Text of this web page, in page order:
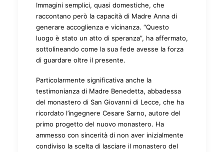
Immagini semplici, quasi domestiche, che
raccontano però la capacità di Madre Anna di
generare accoglienza e vicinanza. “Questo
luogo è stato un atto di speranza”, ha affermato,
sottolineando come la sua fede avesse la forza
di guardare oltre il presente.
Particolarmente significativa anche la
testimonianza di Madre Benedetta, abbadessa
del monastero di San Giovanni di Lecce, che ha
ricordato l’ingegnere Cesare Sarno, autore del
primo progetto del nuovo monastero. Ha
ammesso con sincerità di non aver inizialmente
condiviso la scelta di lasciare il monastero del